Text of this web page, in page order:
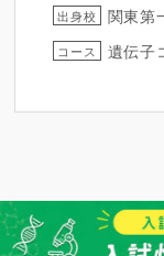
出身校 関東第
コース 遺伝子